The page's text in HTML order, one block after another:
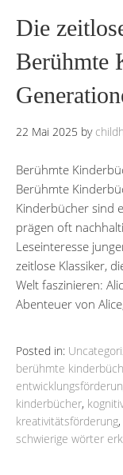
Die
Berühmte
22 Mai 2025 by
Berühmte
Berühmte
Kinderbücher sind
prägen oft
Leseinteresse
zeitlose Klassiker,
Welt faszinieren:
Abenteuer von
Posted in:
berühmte
kinderbücher,
kreativitätsförderung,
schwierige wörter